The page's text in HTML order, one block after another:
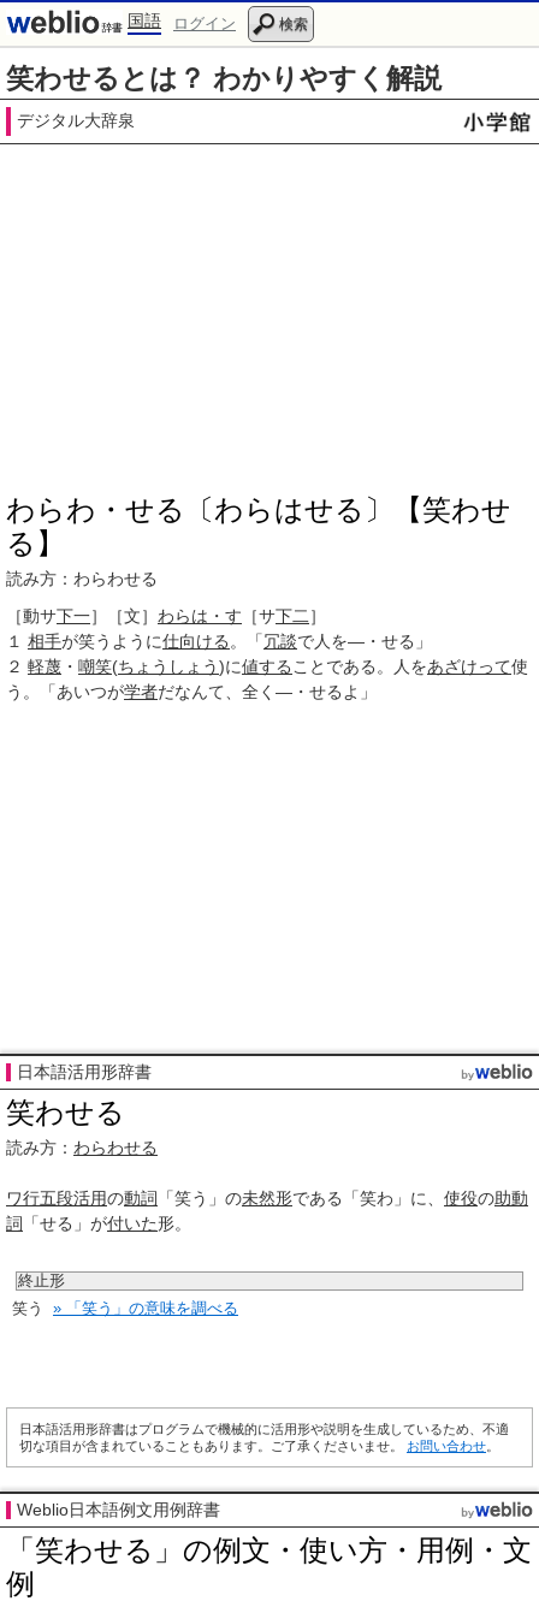
国語 ログイン 検索
笑わせるとは？ わかりやすく解説
デジタル大辞泉
わらわ・せる〔わらはせる〕【笑わせ
る】
読み方：わらわせる
［動サ下一］ ［文］ わらは・す ［サ下二 ］
１
相手が笑うように仕向ける 。「冗談で人を―・せる」
２ 軽蔑 ・ 嘲笑(ちょうしょう)に値する ことである。人をあざけって使
う。「あいつが学者だなんて、全く―・せるよ」
日本語活用形辞書
笑わせる
読み方： わらわせる
ワ行五段活用の動詞 「笑う」の未然形である「笑わ」に、 使役の助動
詞 「せる」が付いた形。
終止形
笑う » 「笑う」の意味を調べる
日本語活用形辞書はプログラムで機械的に活用形や説明を生成しているため、不適
切な項目が含まれていることもあります。ご了承くださいませ。 お問い合わせ
Weblio日本語例文用例辞書
「笑わせる」の例文・使い方・用例・文
例